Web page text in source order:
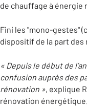
de chauffage à énergie
Fini les "mono-gestes"
dispositif de la part des
« Depuis le début de
confusion auprès des
rénovation », explique
rénovation énergétique.